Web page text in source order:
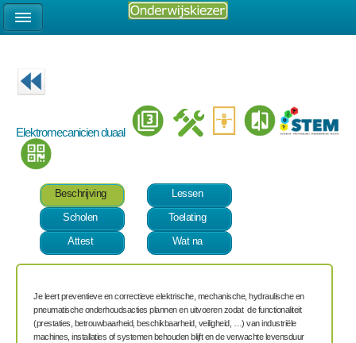
Elektromecanicien duaal
Beschrijving
Lessen
Scholen
Toelating
Attest
Wat na
Je leert preventieve en correctieve elektrische, mechanische, hydraulische en
pneumatische onderhoudsacties plannen en uitvoeren zodat de functionaliteit
(prestaties, betrouwbaarheid, beschikbaarheid, veiligheid, …) van industriële
machines, installaties of systemen behouden blijft en de verwachte levensduur